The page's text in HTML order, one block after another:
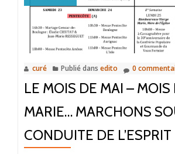
AU
NOM
DE
»
curé Publié dans edito 0
LE MOIS DE MAI – MOIS
MARIE… MARCHONS
CONDUITE DE L’ESPRIT